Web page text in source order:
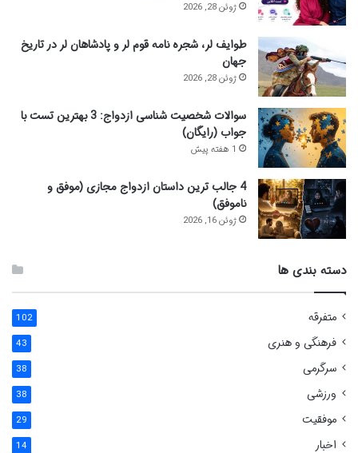
ژوئن 28, 2026
طوایف لر، شجره نامه قوم لر و پادشاهان لر در تاریخ
جهان
ژوئن 28, 2026
سوالات شخصیت شناسی ازدواج: 3 بهترین تست با
جواب (رایگان)
1 هفته پیش
4 جالب ترین داستان ازدواج مجازی (موفق و
ناموفق)
ژوئن 16, 2026
دسته بندی ها
متفرقه 102
فرهنگی و هنری 43
سرگرمی 38
ورزشی 38
موفقیت 29
اخبار 14